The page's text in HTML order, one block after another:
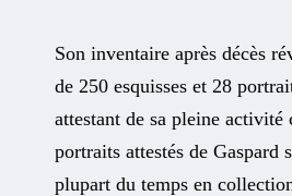
Son inventaire après décès
de 250 esquisses et 28
attestant de sa pleine activité
portraits attestés de Gaspard
plupart du temps en